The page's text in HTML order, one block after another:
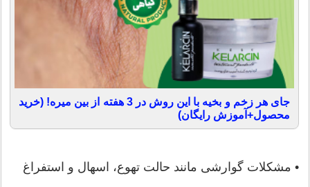
جای هر زخم و بخیه با این روش در 3 هفته از بین میره! (خرید
محصول+آموزش رایگان)
• مشکلات گوارشی مانند حالت تهوع، اسهال و استفراغ